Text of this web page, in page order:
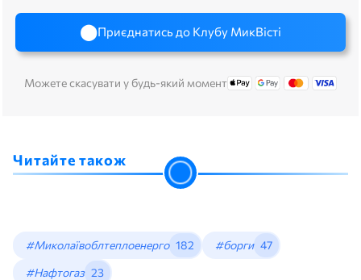
Приєднатись до Клубу МикВісті
Можете скасувати у будь-який момент
Читайте також
#Миколаївоблтеплоенерго 182 #борги 47
#Нафтогаз 23